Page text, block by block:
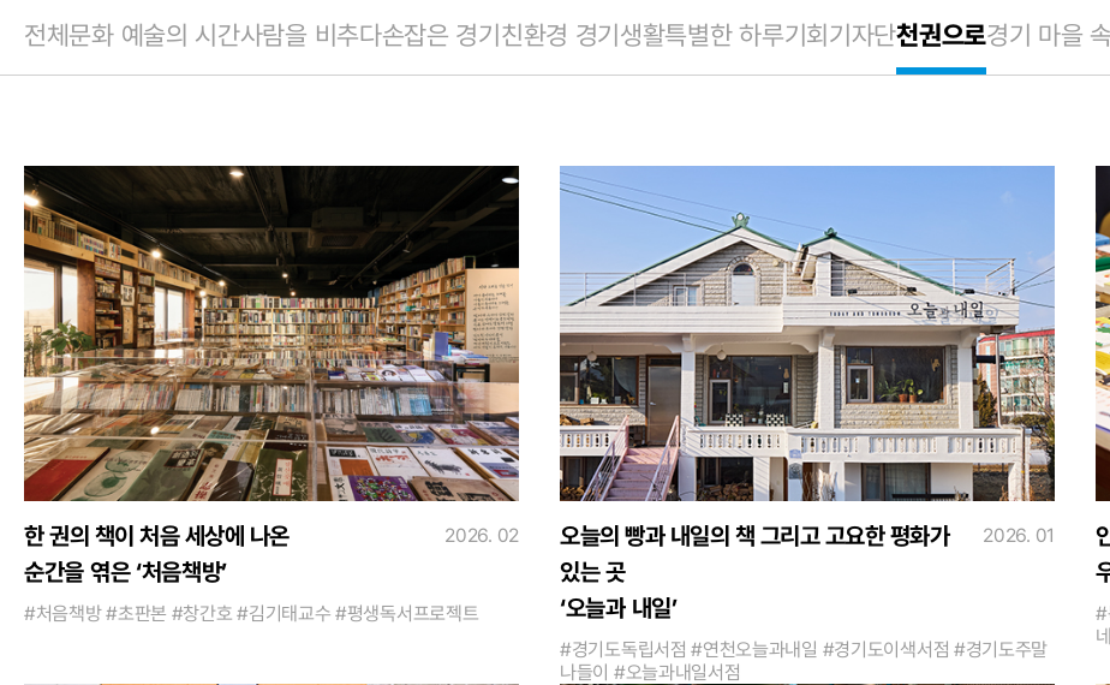
한 권의 책이 처음 세상에 나온
순간을 엮은 ‘처음책방’
2026. 02
#처음책방 #초판본 #창간호 #김기태교수 #평생독서프로젝트
오늘의 빵과 내일의 책 그리고 고요한 평화가
있는 곳
‘오늘과 내일’
2026. 01
#경기도독립서점 #연천오늘과내일 #경기도이색서점 #경기도주말
나들이 #오늘과내일서점
#
전체문화 예술의 시간사람을 비추다손잡은 경기친환경 경기생활특별한 하루기회기자단천권으로경기 마을